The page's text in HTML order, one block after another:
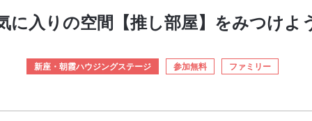
に入りの空間【推し部屋】をみつけよ
新座・朝霞ハウジングステージ 参加無料 ファミリー